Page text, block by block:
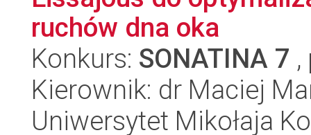
ruchów dna oka
Konkurs: SONATINA 7
Kierownik: dr Maciej
Uniwersytet Mikołaja